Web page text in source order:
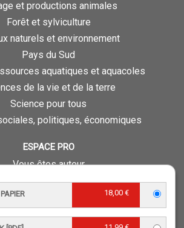
18,00 €
et productions animales
Forêt et sylviculture
naturels et environnement
Pays du Sud
aquatiques et aquacoles
de la vie et de la terre
Science pour tous
politiques, économiques
ESPACE PRO
Vous êtes auteur
Vous êtes journaliste
Vous êtes libraire